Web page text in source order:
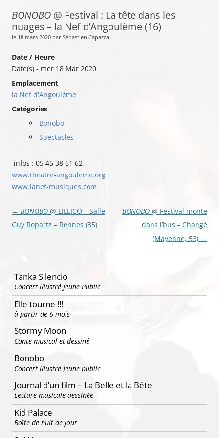
BONOBO @ Festival : La tête dans les
nuages – la Nef d’Angoulème (16)
le 18 mars 2020 par Sébastien Capazza
Date / Heure
Date(s) - mer 18 Mar 2020
Emplacement
la Nef d'Angoulème
Catégories
Bonobo
Spectacles
infos : 05 45 38 61 62
www.theatre-angouleme.org
www.lanef-musiques.com
Navigation
des
← BONOBO @ LILLICO – Salle
Guy Ropartz – Rennes (35)
BONOBO @ Festival monte
dans l’bus – Changé
(Mayenne, 53) →
Tanka Silencio
Concert illustré Jeune Public
Elle tourne !!!
à partir de 6 mois
Stormy Moon
Conte musical et dessiné
Bonobo
Concert illustré Jeune public
Journal d’un film – La Belle et la Bête
Lecture musicale dessinée
Kid Palace
Boîte de nuit de jour